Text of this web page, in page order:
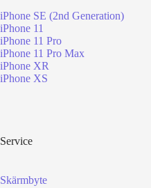
iPhone SE (2nd Generation)
iPhone 11
iPhone 11 Pro
iPhone 11 Pro Max
iPhone XR
iPhone XS
Service
Skärmbyte